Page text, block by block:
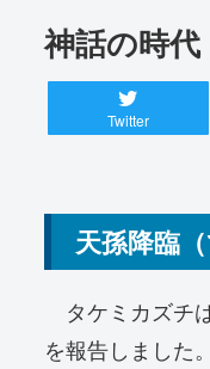
神話の時
Twitter
天孫降臨
タケミカズチ
を報告しました